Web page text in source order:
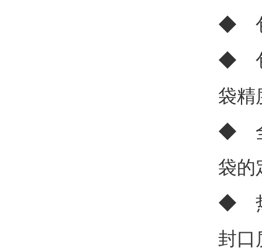
◆ 包
◆ 包
袋精
◆ 全
袋的
◆ 热
封口